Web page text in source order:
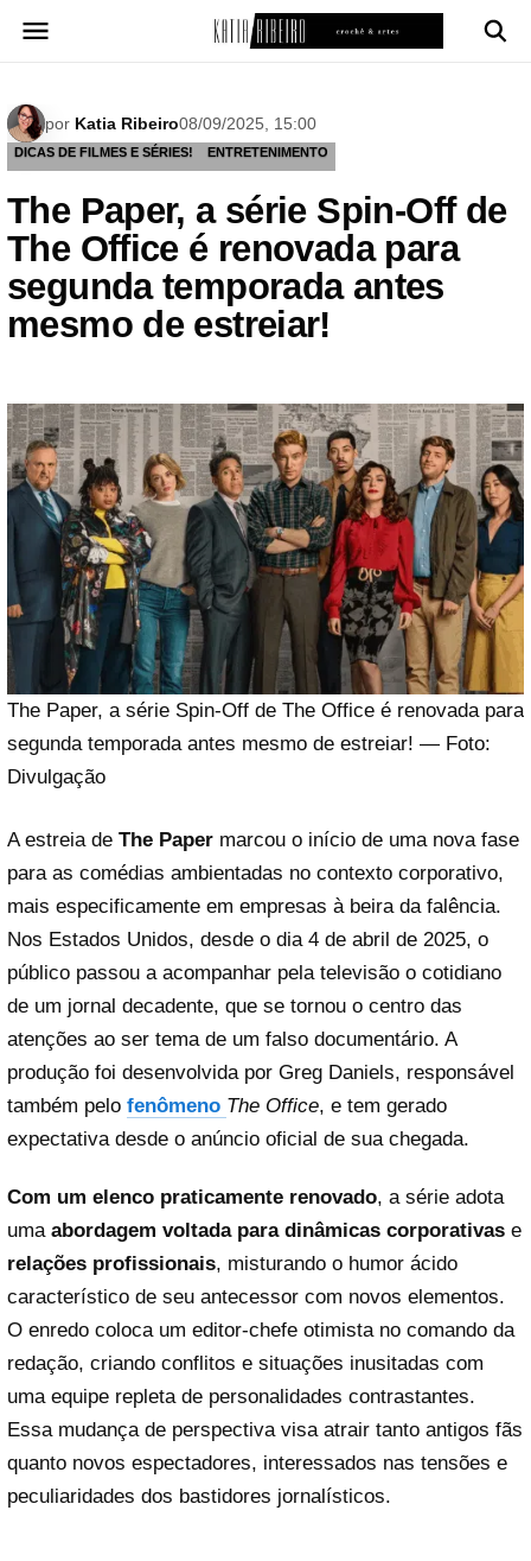
para
por Katia Ribeiro08/09/2025, 15:00
DICAS DE FILMES E SÉRIES! ENTRETENIMENTO
The Paper, a série Spin-Off de
The Office é renovada para
segunda temporada antes
mesmo de estreiar!
The Paper, a série Spin-Off de The Office é renovada para
segunda temporada antes mesmo de estreiar! — Foto:
Divulgação
A estreia de The Paper marcou o início de uma nova fase
para as comédias ambientadas no contexto corporativo,
mais especificamente em empresas à beira da falência.
Nos Estados Unidos, desde o dia 4 de abril de 2025, o
público passou a acompanhar pela televisão o cotidiano
de um jornal decadente, que se tornou o centro das
atenções ao ser tema de um falso documentário. A
produção foi desenvolvida por Greg Daniels, responsável
também pelo fenômeno The Office, e tem gerado
expectativa desde o anúncio oficial de sua chegada.
Com um elenco praticamente renovado, a série adota
uma abordagem voltada para dinâmicas corporativas e
relações profissionais, misturando o humor ácido
característico de seu antecessor com novos elementos.
O enredo coloca um editor-chefe otimista no comando da
redação, criando conflitos e situações inusitadas com
uma equipe repleta de personalidades contrastantes.
Essa mudança de perspectiva visa atrair tanto antigos fãs
quanto novos espectadores, interessados nas tensões e
peculiaridades dos bastidores jornalísticos.